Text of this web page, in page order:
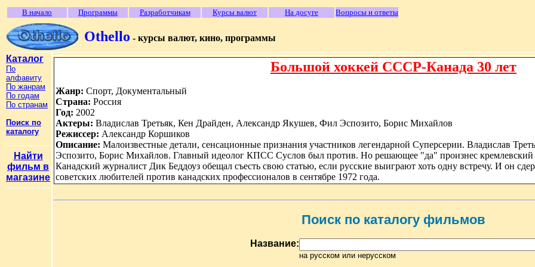
В начало Программы Разработчикам Курсы валют На досуге Вопросы и ответы
Othello - курсы валют, кино, программы
Каталог
По
алфавиту
По жанрам
По годам
По странам
Поиск по
каталогу
Найти
фильм в
магазине
Большой хоккей СССР-Канада 30 лет
Жанр: Спорт, Документальный
Страна: Россия
Год: 2002
Актеры: Владислав Третьяк, Кен Драйден, Александр Якушев, Фил Эспозито, Борис Михайлов
Режиссер: Александр Коршиков
Описание: Малоизвестные детали, сенсационные признания участников легендарной Суперсерии. Владислав
Эспозито, Борис Михайлов. Главный идеолог КПСС Суслов был против. Но решающее "да" произнес
Канадский журналист Дик Беддоуз обещал съесть свою статью, если русские выиграют хоть одну встречу. И он
советских любителей против канадских профессионалов в сентябре 1972 года.
Поиск по каталогу фильмов
Название:
на русском или нерусском